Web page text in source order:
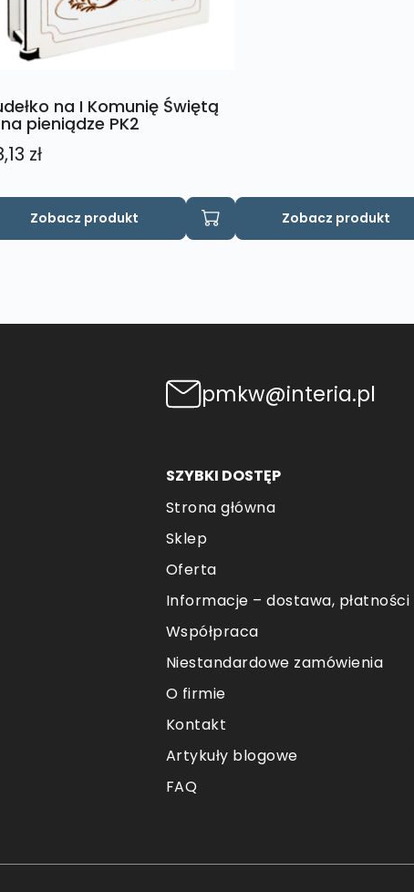
na I Komunię Świętą
pieniądze PK2
zł
Zobacz produkt Zobacz produkt
pmkw@interia.pl
SZYBKI DOSTĘP
Strona główna
Sklep
Oferta
Informacje – dostawa, płatności
Współpraca
Niestandardowe zamówienia
O firmie
Kontakt
Artykuły blogowe
FAQ